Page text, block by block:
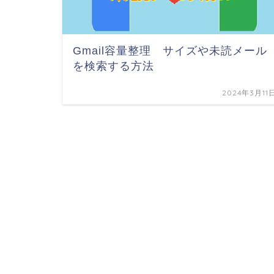
Gmail容量整理 サイズや未読メール
を検索する方法
2024年3月11